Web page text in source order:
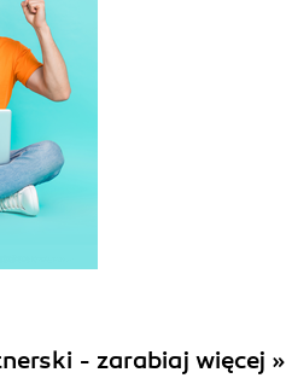
- zarabiaj więcej »